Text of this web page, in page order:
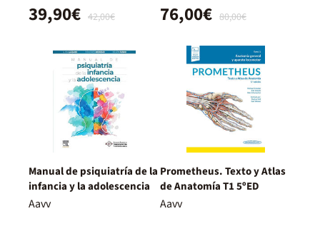
42,00€
39,90€ 80,00€
76,00€
Manual de psiquiatría de la
infancia y la adolescencia
Aavv
Prometheus. Texto y Atlas
de Anatomía T1 5ºED
Aavv